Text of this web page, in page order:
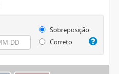
Sobreposição
Correto